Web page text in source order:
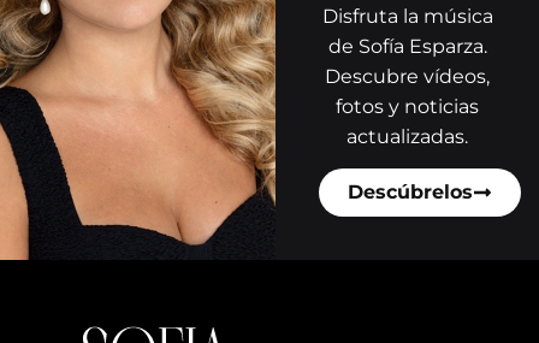
Disfruta la música
de Sofía Esparza.
Descubre vídeos,
fotos y noticias
actualizadas.
Descúbrelos